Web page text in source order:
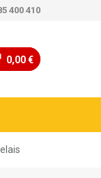
400 410
0,00 €